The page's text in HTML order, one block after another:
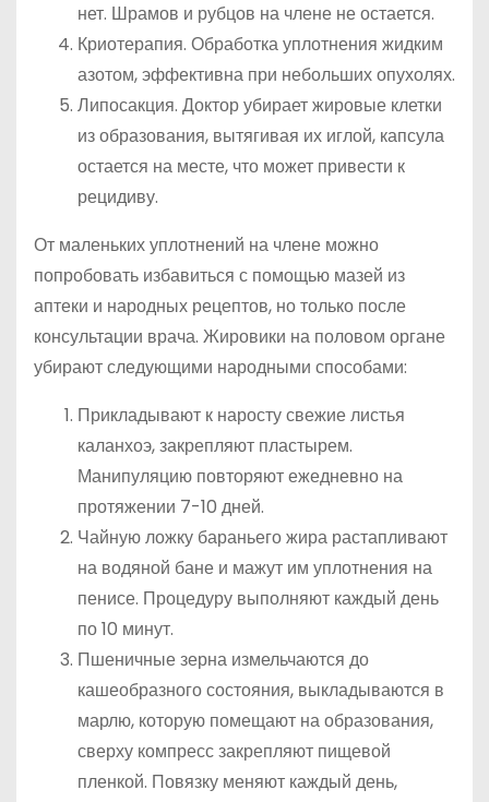
нет. Шрамов и рубцов на члене не остается.
Криотерапия. Обработка уплотнения жидким
азотом, эффективна при небольших опухолях.
Липосакция. Доктор убирает жировые клетки
из образования, вытягивая их иглой, капсула
остается на месте, что может привести к
рецидиву.
От маленьких уплотнений на члене можно
попробовать избавиться с помощью мазей из
аптеки и народных рецептов, но только после
консультации врача. Жировики на половом органе
убирают следующими народными способами:
Прикладывают к наросту свежие листья
каланхоэ, закрепляют пластырем.
Манипуляцию повторяют ежедневно на
протяжении 7-10 дней.
Чайную ложку бараньего жира растапливают
на водяной бане и мажут им уплотнения на
пенисе. Процедуру выполняют каждый день
по 10 минут.
Пшеничные зерна измельчаются до
кашеобразного состояния, выкладываются в
марлю, которую помещают на образования,
сверху компресс закрепляют пищевой
пленкой. Повязку меняют каждый день,